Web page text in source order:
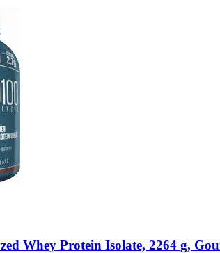
Whey Protein Isolate, 2264 g,